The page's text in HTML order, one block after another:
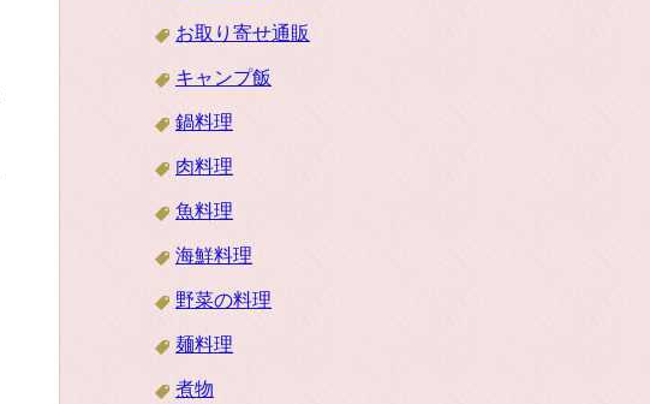
お取り寄せ通販
キャンプ飯
鍋料理
肉料理
魚料理
海鮮料理
野菜の料理
麺料理
煮物